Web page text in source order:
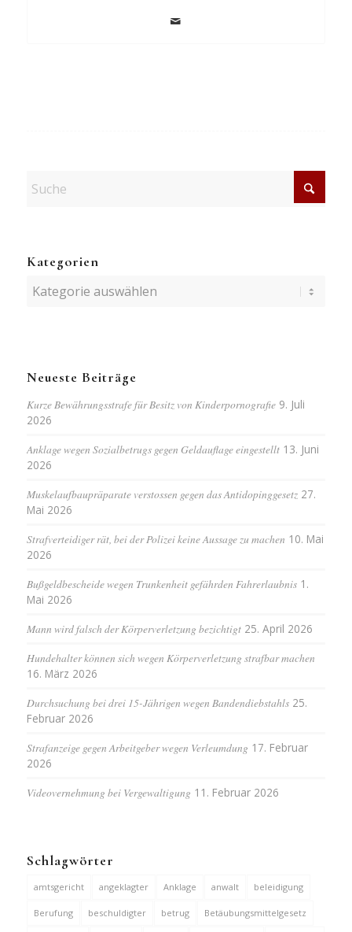
Kategorien
Kategorien
Neueste Beiträge
Kurze Bewährungsstrafe für Besitz von Kinderpornografie 9. Juli
2026
Anklage wegen Sozialbetrugs gegen Geldauflage eingestellt 13. Juni
2026
Muskelaufbaupräparate verstossen gegen das Antidopinggesetz 27.
Mai 2026
Strafverteidiger rät, bei der Polizei keine Aussage zu machen 10. Mai
2026
Bußgeldbescheide wegen Trunkenheit gefährden Fahrerlaubnis 1.
Mai 2026
Mann wird falsch der Körperverletzung bezichtigt 25. April 2026
Hundehalter können sich wegen Körperverletzung strafbar machen
16. März 2026
Durchsuchung bei drei 15-Jährigen wegen Bandendiebstahls 25.
Februar 2026
Strafanzeige gegen Arbeitgeber wegen Verleumdung 17. Februar
2026
Videovernehmung bei Vergewaltigung 11. Februar 2026
Schlagwörter
amtsgericht angeklagter Anklage anwalt beleidigung
Berufung beschuldigter betrug Betäubungsmittelgesetz